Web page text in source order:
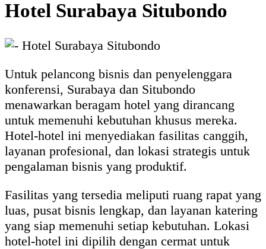
Hotel Surabaya Situbondo
Untuk pelancong bisnis dan penyelenggara
konferensi, Surabaya dan Situbondo
menawarkan beragam hotel yang dirancang
untuk memenuhi kebutuhan khusus mereka.
Hotel-hotel ini menyediakan fasilitas canggih,
layanan profesional, dan lokasi strategis untuk
pengalaman bisnis yang produktif.
Fasilitas yang tersedia meliputi ruang rapat yang
luas, pusat bisnis lengkap, dan layanan katering
yang siap memenuhi setiap kebutuhan. Lokasi
hotel-hotel ini dipilih dengan cermat untuk